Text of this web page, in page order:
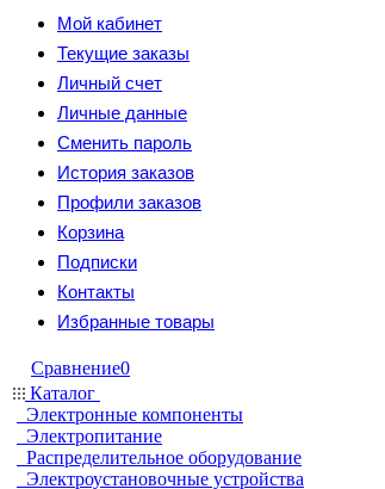
Мой кабинет
Текущие заказы
Личный счет
Личные данные
Сменить пароль
История заказов
Профили заказов
Корзина
Подписки
Контакты
Избранные товары
Сравнение0
Каталог
Электронные компоненты
Электропитание
Распределительное оборудование
Электроустановочные устройства